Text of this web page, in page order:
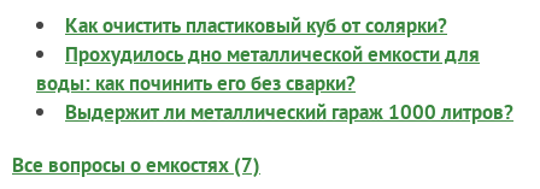
Как очистить пластиковый куб от солярки?
Прохудилось дно металлической емкости для
воды: как починить его без сварки?
Выдержит ли металлический гараж 1000 литров?
Все вопросы о емкостях (7)